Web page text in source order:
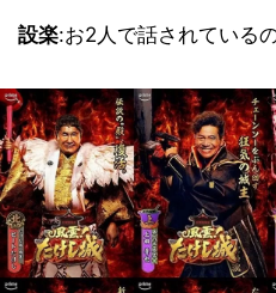
設楽:お2人で話されている